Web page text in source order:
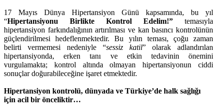
17 Mayıs Dünya Hipertansiyon Günü kapsamında, bu yıl
“Hipertansiyonu Birlikte Kontrol Edelim!” temasıyla
hipertansiyon farkındalığının artırılması ve kan basıncı kontrolünün
güçlendirilmesi hedeflenmektedir. Bu yılın teması, çoğu zaman
belirti vermemesi nedeniyle “sessiz katil” olarak adlandırılan
hipertansiyonda, erken tanı ve etkin tedavinin önemini
vurgulamakta; kontrol altında olmayan hipertansiyonun ciddi
sonuçlar doğurabileceğine işaret etmektedir.
Hipertansiyon kontrolü, dünyada ve Türkiye’de halk sağlığı
için acil bir önceliktir…